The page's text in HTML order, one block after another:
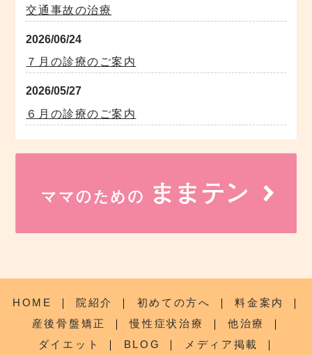
交通事故の治療
2026/06/24
７月の診療のご案内
2026/05/27
６月の診療のご案内
HOME ｜ 院紹介 ｜ 初めての方へ ｜ 料金案内
｜
産後骨盤矯正
｜ 慢性症状治療 ｜ 他治療
｜
ダイエット
｜ BLOG ｜ メディア掲載 ｜